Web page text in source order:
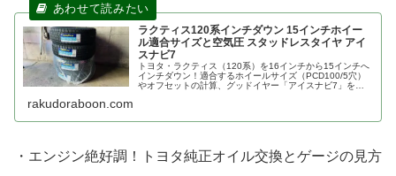
ラクティス120系インチダウン 15インチホイー
ル適合サイズと空気圧 スタッドレスタイヤ アイ
スナビ7
トヨタ・ラクティス（120系）を16インチから15インチへ
インチダウン！適合するホイールサイズ（PCD100/5穴）
やオフセットの計算、グッドイヤー「アイスナビ7」を選
rakudoraboon.com
・エンジン絶好調！トヨタ純正オイル交換とゲージの見方